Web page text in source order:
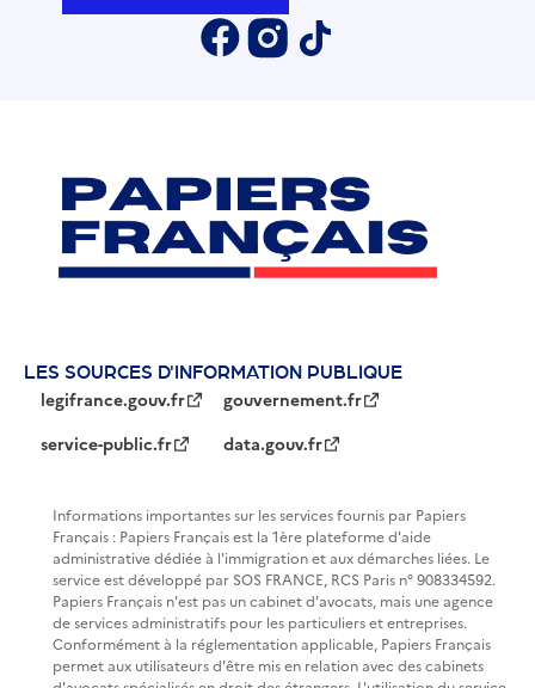
LES SOURCES D'INFORMATION PUBLIQUE
legifrance.gouv.fr
gouvernement.fr
service-public.fr
data.gouv.fr
Informations importantes sur les services fournis par Papiers
Français : Papiers Français est la 1ère plateforme d'aide
administrative dédiée à l'immigration et aux démarches liées. Le
service est développé par SOS FRANCE, RCS Paris n° 908334592.
Papiers Français n'est pas un cabinet d'avocats, mais une agence
de services administratifs pour les particuliers et entreprises.
Conformément à la réglementation applicable, Papiers Français
permet aux utilisateurs d'être mis en relation avec des cabinets